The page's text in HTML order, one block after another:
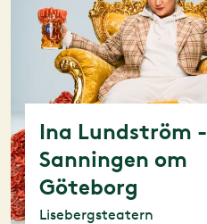
Ina Lundström -
Sanningen om
Göteborg
Lisebergsteatern